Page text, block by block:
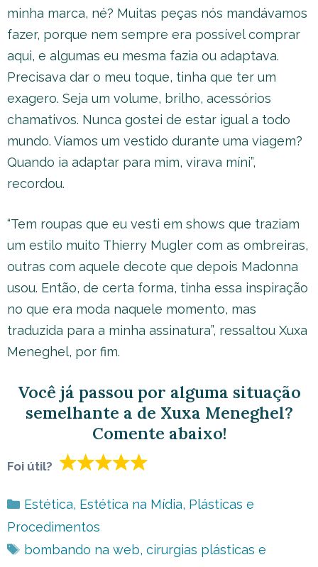
minha marca, né? Muitas peças nós mandávamos
fazer, porque nem sempre era possível comprar
aqui, e algumas eu mesma fazia ou adaptava.
Precisava dar o meu toque, tinha que ter um
exagero. Seja um volume, brilho, acessórios
chamativos. Nunca gostei de estar igual a todo
mundo. Víamos um vestido durante uma viagem?
Quando ia adaptar para mim, virava míni”,
recordou.
“Tem roupas que eu vesti em shows que traziam
um estilo muito Thierry Mugler com as ombreiras,
outras com aquele decote que depois Madonna
usou. Então, de certa forma, tinha essa inspiração
no que era moda naquele momento, mas
traduzida para a minha assinatura”, ressaltou Xuxa
Meneghel, por fim.
Você já passou por alguma situação
semelhante a de Xuxa Meneghel?
Comente abaixo!
Foi útil?
Categorias
Estética, Estética na Mídia, Plásticas e
Procedimentos
Tags
bombando na web, cirurgias plásticas e